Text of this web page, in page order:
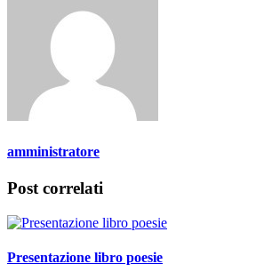
amministratore
Post correlati
Presentazione libro poesie